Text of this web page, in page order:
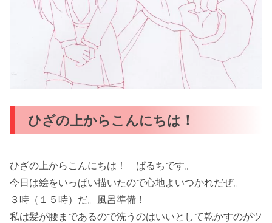
ひざの上からこんにちは！
ひざの上からこんにちは！ ぱるちです。
今日は絵をいっぱい描いたので心地よいつかれだぜ。
３時（１５時）だ。風呂準備！
私は髪が腰まであるので洗うのはいいとして乾かすのがツ